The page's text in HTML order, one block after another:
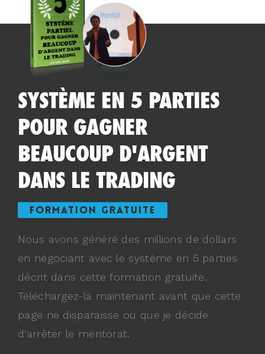
SYSTÈME EN 5 PARTIES
POUR GAGNER
BEAUCOUP D'ARGENT
DANS LE TRADING
FORMATION GRATUITE
Nous avons généré des millions de dollars
en négociant avec le système en 5 parties
décrit dans cette formation gratuite.
Téléchargez-la maintenant avant que cette
page ne disparaisse ou que je décide
d’arrêter le mentorat.